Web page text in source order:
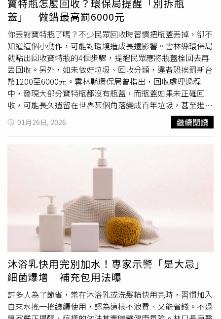
因為那場災難，大家都在想如何避免災難重現。游盈隆強
調，西方有一句話是「不要倒洗澡水，連嬰孩一起
意思是公投是重要的，跟選舉綁在一起立意甚佳，且過去經
驗也證明這是沒有問題的。
寶特瓶怎麼回收？環保局提醒「別拆瓶
蓋」 做錯最高罰6000元
你丟對寶特瓶了嗎？不少民眾回收時習慣把瓶蓋丟掉，卻不
知道這個小動作，可能對環境造成長遠影響。雲林縣環保局
就點出回收寶特瓶的4個步驟，提醒民眾應將瓶蓋栓回去再
丟回收。另外，如未做好垃圾、回收分類，違者恐挨罰新台
幣1200至6000元。雲林縣環保局曾指出，回收處理過程
中，發現大部分寶特瓶都沒有瓶蓋，而瓶蓋如果未正確回
收，可能長久遺留在世界某個角落變成百年垃圾，甚至進到
海鳥、海洋生物的肚子。至於寶特瓶該如何正確回收呢？雲
林縣環保局解答，首先要把殘留物
，接著進行簡單沖洗
再壓縮體積（壓扁），最後將瓶蓋栓回後再回收。 環保團
體「RE-THINK 重新思考」也曾在臉書撰文道，因為寶特瓶
的瓶蓋（PP材質）、瓶身（PET材質）是不同材質，過去有
開垃圾處理系統，進一步影響環境。「RE-THINK 重新思
考」表示，普遍寶特瓶回收業者，會在粉碎後使用「水分
離」區分不同材質的瓶蓋和瓶身，進入水中後，密度較大的
瓶身會下沉，密度較小的瓶蓋則會漂浮，如此一來就能各自
分類回收了。「RE-THINK 重新思考」強調，把寶特瓶的瓶
蓋蓋好，回收率才會更高，而寶特瓶的包裝紙，是為了方便
回收業者辨識，因此不需要特別移除，「當然，最好最好的
方法，還是避免使用寶特瓶啦！」根據《廢棄物清理法》，
如未依規定棄置垃圾，將處新台幣1200元以上、6000元以
下罰鍰。
01月26日, 2026 繼續閱讀
沐浴乳快用完別加水！專家示警「是大忌」
細菌爆增 補充包用法曝
許多人為了節省，常在沐浴乳或洗髮精快用完時，習慣加入
自來水搖一搖繼續使用，認為這樣不浪費、又能省錢。不過